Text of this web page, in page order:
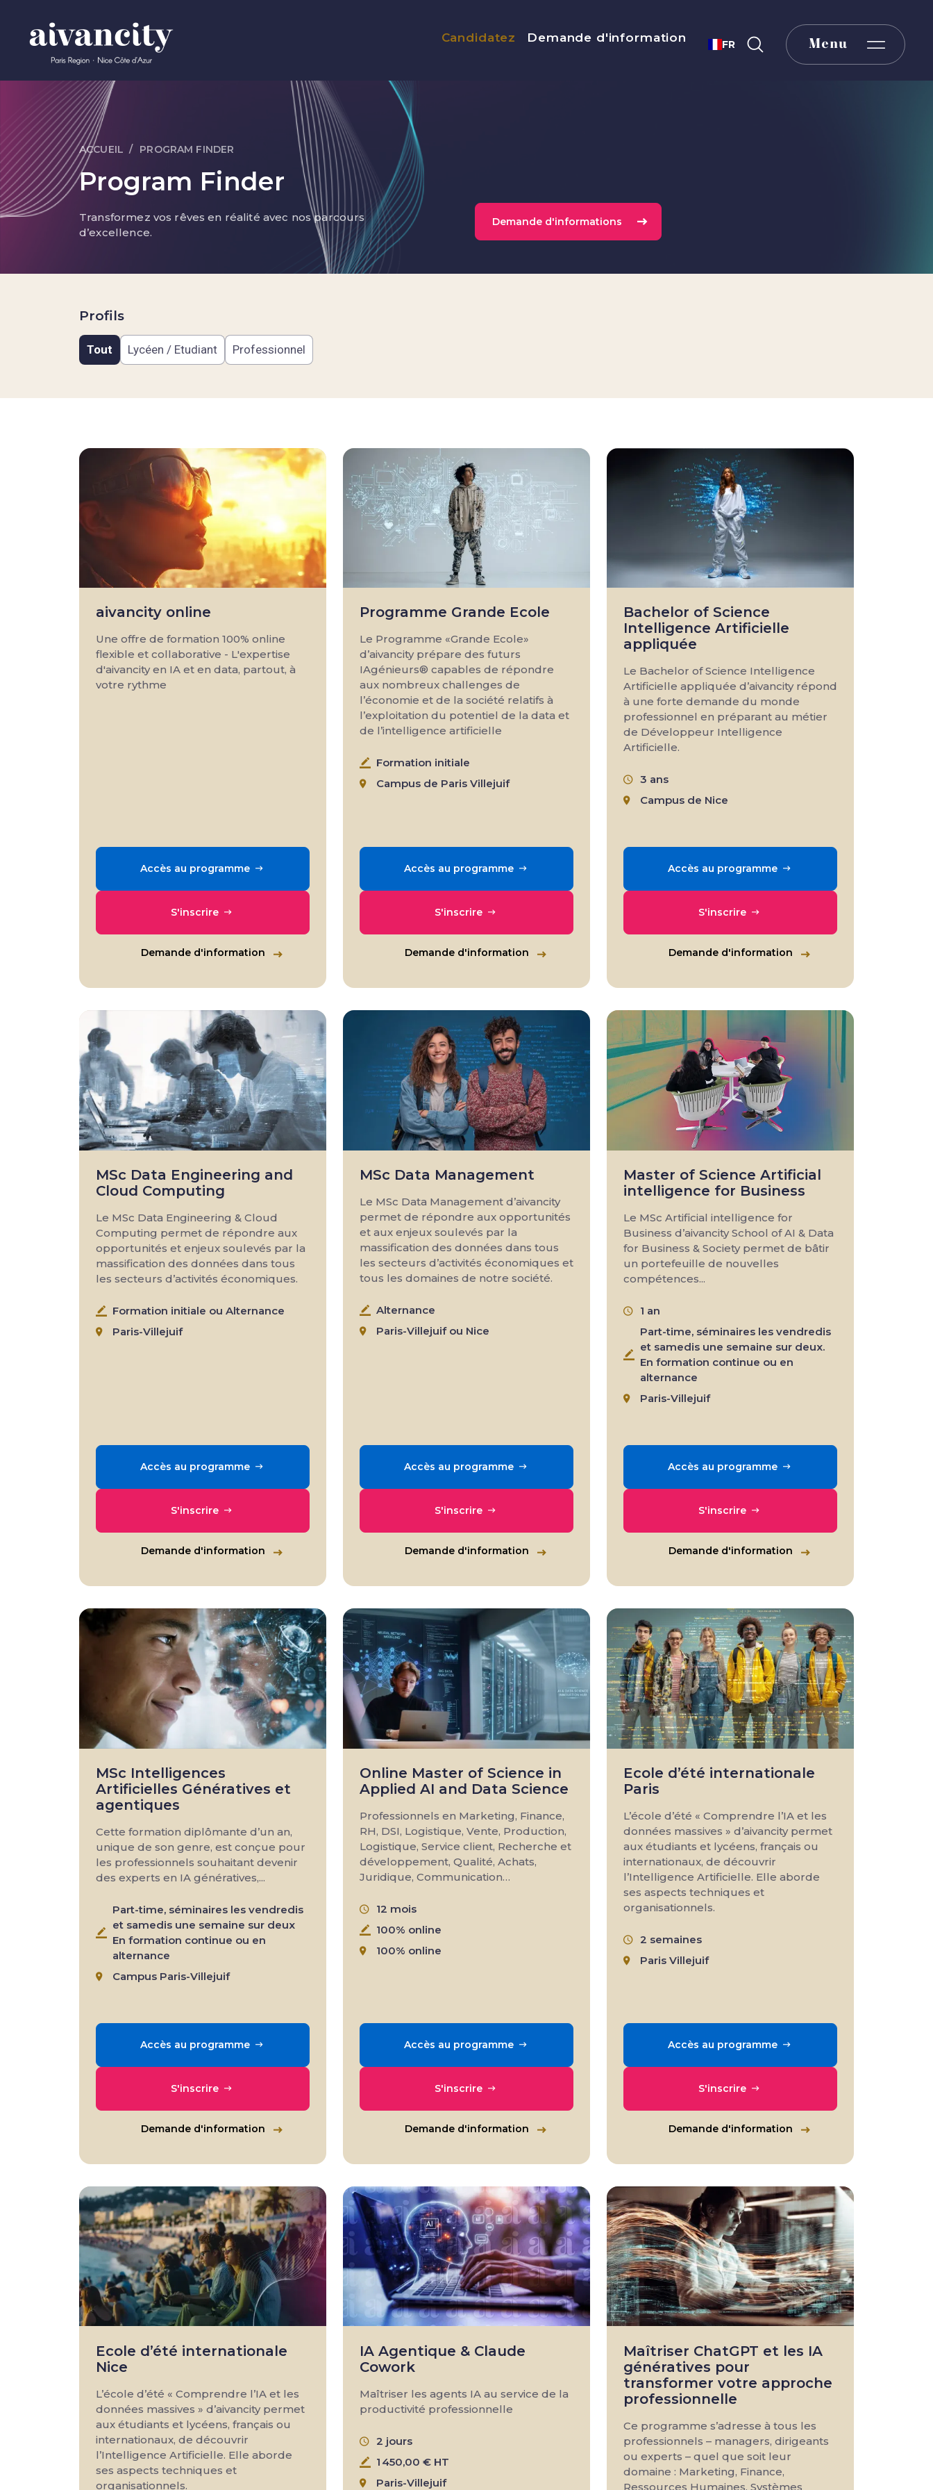
Menu top
Candidatez Demande d'information FR Menu
Fil d'Ariane
ACCUEIL PROGRAM FINDER
Program Finder
Transformez vos rêves en réalité avec nos parcours
d’excellence.
Demande d'informations
Profils
Tout Lycéen / Etudiant Professionnel
aivancity online
Une offre de formation 100% online
flexible et collaborative - L'expertise
d'aivancity en IA et en data, partout, à
votre rythme
Accès au programme
S'inscrire
Demande d'information
Programme Grande Ecole
Le Programme «Grande Ecole»
d’aivancity prépare des futurs
IAgénieurs® capables de répondre
aux nombreux challenges de
l’économie et de la société relatifs à
l’exploitation du potentiel de la data et
de l’intelligence artificielle
Formation initiale
Campus de Paris Villejuif
Accès au programme
S'inscrire
Demande d'information
Bachelor of Science
Intelligence Artificielle
appliquée
Le Bachelor of Science Intelligence
Artificielle appliquée d’aivancity répond
à une forte demande du monde
professionnel en préparant au métier
de Développeur Intelligence
Artificielle.
3 ans
Campus de Nice
Accès au programme
S'inscrire
Demande d'information
MSc Data Engineering and
Cloud Computing
Le MSc Data Engineering & Cloud
Computing permet de répondre aux
opportunités et enjeux soulevés par la
massification des données dans tous
les secteurs d’activités économiques.
Formation initiale ou Alternance
Paris-Villejuif
Accès au programme
S'inscrire
Demande d'information
MSc Data Management
Le MSc Data Management d’aivancity
permet de répondre aux opportunités
et aux enjeux soulevés par la
massification des données dans tous
les secteurs d’activités économiques et
tous les domaines de notre société.
Alternance
Paris-Villejuif ou Nice
Accès au programme
S'inscrire
Demande d'information
Master of Science Artificial
intelligence for Business
Le MSc Artificial intelligence for
Business d’aivancity School of AI & Data
for Business & Society permet de bâtir
un portefeuille de nouvelles
compétences...
1 an
Part-time, séminaires les vendredis
et samedis une semaine sur deux.
En formation continue ou en
alternance
Paris-Villejuif
Accès au programme
S'inscrire
Demande d'information
MSc Intelligences
Artificielles Génératives et
agentiques
Cette formation diplômante d’un an,
unique de son genre, est conçue pour
les professionnels souhaitant devenir
des experts en IA génératives,...
Part-time, séminaires les vendredis
et samedis une semaine sur deux
En formation continue ou en
alternance
Campus Paris-Villejuif
Accès au programme
S'inscrire
Demande d'information
Online Master of Science in
Applied AI and Data Science
Professionnels en Marketing, Finance,
RH, DSI, Logistique, Vente, Production,
Logistique, Service client, Recherche et
développement, Qualité, Achats,
Juridique, Communication…
12 mois
100% online
100% online
Accès au programme
S'inscrire
Demande d'information
Ecole d’été internationale
Paris
L’école d’été « Comprendre l’IA et les
données massives » d’aivancity permet
aux étudiants et lycéens, français ou
internationaux, de découvrir
l’Intelligence Artificielle. Elle aborde
ses aspects techniques et
organisationnels.
2 semaines
Paris Villejuif
Accès au programme
S'inscrire
Demande d'information
Ecole d’été internationale
Nice
L’école d’été « Comprendre l’IA et les
données massives » d’aivancity permet
aux étudiants et lycéens, français ou
internationaux, de découvrir
l’Intelligence Artificielle. Elle aborde
ses aspects techniques et
organisationnels.
IA Agentique & Claude
Cowork
Maîtriser les agents IA au service de la
productivité professionnelle
2 jours
1 450,00 € HT
Paris-Villejuif
Maîtriser ChatGPT et les IA
génératives pour
transformer votre approche
professionnelle
Ce programme s’adresse à tous les
professionnels – managers, dirigeants
ou experts – quel que soit leur
domaine : Marketing, Finance,
Ressources Humaines, Systèmes